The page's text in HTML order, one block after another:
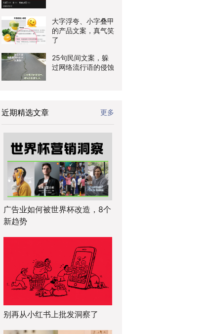
大字浮夸、小字叠甲
的产品文案，真气笑
了
25句民间文案，躲
过网络流行语的侵蚀
近期精选文章 更多
广告业如何被世界杯改造，8个
新趋势
别再从小红书上批发洞察了